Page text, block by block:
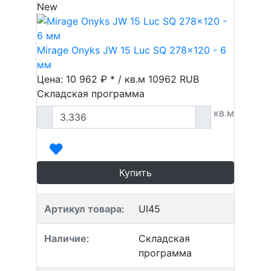
New
Mirage Onyks JW 15 Luc SQ 278x120 - 6
мм
Цена: 10 962 ₽ * / кв.м 10962 RUB
Складская программа
кв.м
Купить
Артикул товара: UI45
Наличие:
Складская
программа